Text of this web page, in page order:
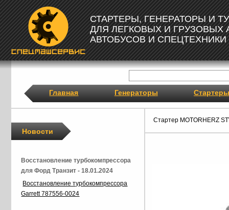
СТАРТЕРЫ, ГЕНЕРАТОРЫ И
ДЛЯ ЛЕГКОВЫХ И ГРУЗОВЫХ
АВТОБУСОВ И СПЕЦТЕХНИКИ
Главная Генераторы Стартеры
Стартер MOTORHERZ
Новости
Восстановление турбокомпрессора
для Форд Транзит - 18.01.2024
Восстановление турбокомпрессора
Garrett 787556-0024